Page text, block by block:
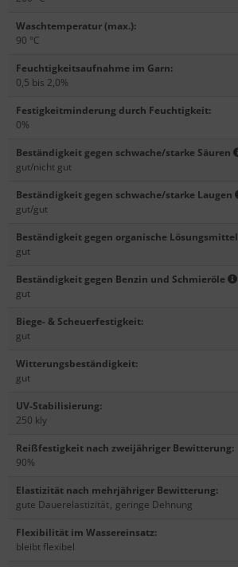
Waschtemperatur (max.):
90 °C
Feuchtigkeitsaufnahme im Garn:
0,5 bis 2,0%
Festigkeitminderung durch Feuchtigkeit:
0%
Beständigkeit gegen schwache/starke Säuren
gut/nicht gut
Beständigkeit gegen schwache/starke Laugen
gut/gut
Beständigkeit gegen organische Lösungsmittel
gut
Beständigkeit gegen Benzin und Schmieröle
gut
Biege- & Scheuerfestigkeit:
gut
Witterungsbeständigkeit:
gut
UV-Stabilisierung:
250 kly
Reißfestigkeit nach zweijähriger Bewitterung:
90%
Elastizität nach mehrjähriger Bewitterung:
gute Dauerelastizität, geringe Dehnung
Flexibilität im Wassereinsatz:
bleibt flexibel